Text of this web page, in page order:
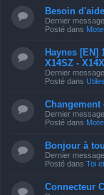
Besoin
Dernier
Posté dans
Haynes [EN]
X14SZ -
Dernier
Posté dans Utiles
Dernier
Posté dans
Bonjour à
Dernier
Posté dans Toi
Connecteur